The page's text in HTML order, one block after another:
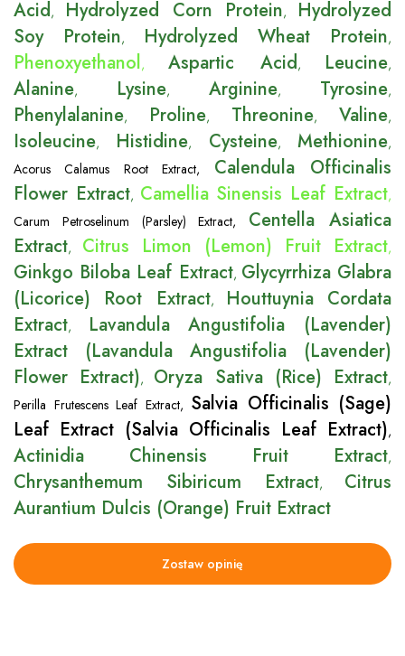
Acid, Hydrolyzed Corn Protein, Hydrolyzed
Soy Protein, Hydrolyzed Wheat Protein,
Phenoxyethanol,Aspartic Acid, Leucine,
Alanine, Lysine, Arginine, Tyrosine,
Phenylalanine, Proline, Threonine, Valine,
Isoleucine, Histidine, Cysteine,Methionine,
Acorus Calamus Root Extract, Calendula Officinalis
Flower Extract, Camellia Sinensis Leaf Extract,
Carum Petroselinum (Parsley) Extract, Centella Asiatica
Extract, Citrus Limon (Lemon) Fruit Extract,
Ginkgo Biloba Leaf Extract, Glycyrrhiza Glabra
(Licorice) Root Extract,
Houttuynia Cordata
Extract,
Lavandula Angustifolia (Lavender)
Extract (Lavandula Angustifolia (Lavender)
Flower Extract), Oryza Sativa (Rice) Extract,
Perilla Frutescens Leaf Extract, Salvia Officinalis (Sage)
Leaf Extract (Salvia Officinalis Leaf Extract),
Actinidia Chinensis Fruit Extract,
Chrysanthemum Sibiricum Extract, Citrus
Aurantium Dulcis (Orange) Fruit Extract
Zostaw opinię